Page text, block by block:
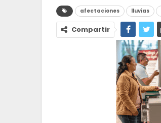
afectaciones lluvias
Compartir